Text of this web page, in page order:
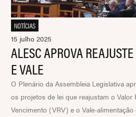
NOTÍCIAS
15 julho 2025
ALESC APROVA
E VALE
O Plenário da Assembleia Legislativa
os projetos de lei que reajustam o Valor
Vencimento (VRV) e o Vale-